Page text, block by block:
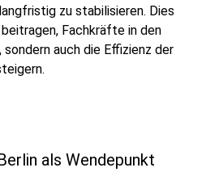
zu stabilisieren. Dies
Fachkräfte in den
auch die Effizienz der
als Wendepunkt